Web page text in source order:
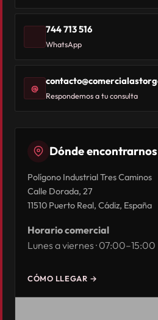
744 713 516
WhatsApp
@
Respondemos a tu consulta
Dónde encontrarnos
Polígono Industrial Tres Caminos
Calle Dorada, 27
11510 Puerto Real, Cádiz, España
Horario comercial
Lunes a viernes · 07:00–15:00
CÓMO LLEGAR →